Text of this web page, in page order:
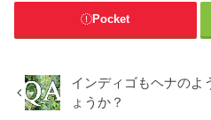
Pocket
インディゴもヘナのよ
ょうか？